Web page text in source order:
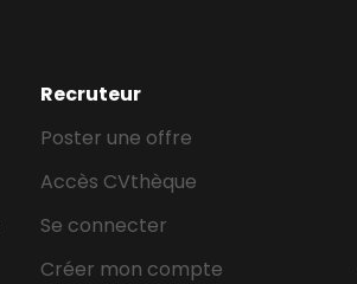
Recruteur
Poster une offre
Accès CVthèque
Se connecter
Créer mon compte